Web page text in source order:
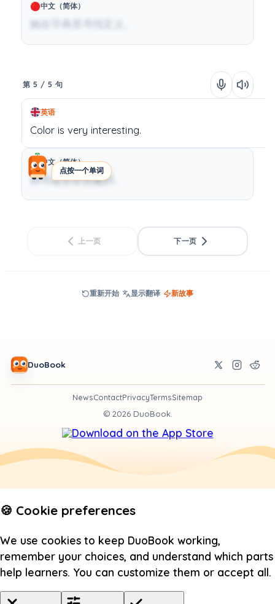
点按一个单词
中文（简体）
她在字典里寻找定义。
第 5 / 5 句
英语
Color is very interesting.
中文（简体）
颜色是非常有趣的。
上一页 下一页
重新开始 显示翻译 新故事
DuoBook
NewsContactPrivacyTermsSitemap
© 2026DuoBook.
🍪 Cookie preferences
We use cookies to keep DuoBook working,
remember your choices, and understand which parts
help learners. You can customize them or accept all.